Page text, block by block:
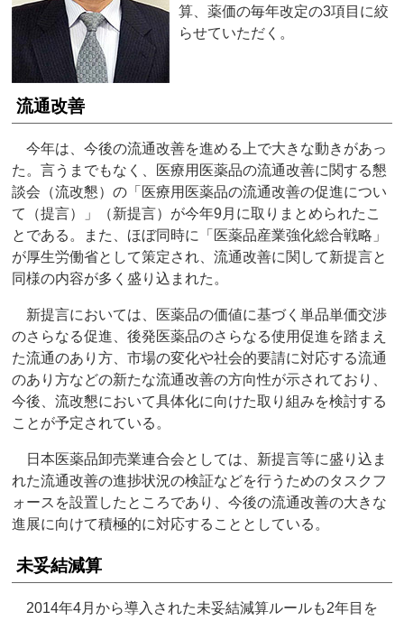
算、薬価の毎年改定の3項目に絞
らせていただく。
流通改善
今年は、今後の流通改善を進める上で大きな動きがあっ
た。言うまでもなく、医療用医薬品の流通改善に関する懇
談会（流改懇）の「医療用医薬品の流通改善の促進につい
て（提言）」（新提言）が今年9月に取りまとめられたこ
とである。また、ほぼ同時に「医薬品産業強化総合戦略」
が厚生労働省として策定され、流通改善に関して新提言と
同様の内容が多く盛り込まれた。
新提言においては、医薬品の価値に基づく単品単価交渉
のさらなる促進、後発医薬品のさらなる使用促進を踏まえ
た流通のあり方、市場の変化や社会的要請に対応する流通
のあり方などの新たな流通改善の方向性が示されており、
今後、流改懇において具体化に向けた取り組みを検討する
ことが予定されている。
日本医薬品卸売業連合会としては、新提言等に盛り込ま
れた流通改善の進捗状況の検証などを行うためのタスクフ
ォースを設置したところであり、今後の流通改善の大きな
進展に向けて積極的に対応することとしている。
未妥結減算
2014年4月から導入された未妥結減算ルールも2年目を